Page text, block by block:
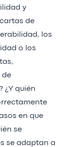
y
de
los
o los
de
¿Y quién
en que
se
se adaptan a